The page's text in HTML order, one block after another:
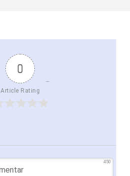
0
Article Rating
450